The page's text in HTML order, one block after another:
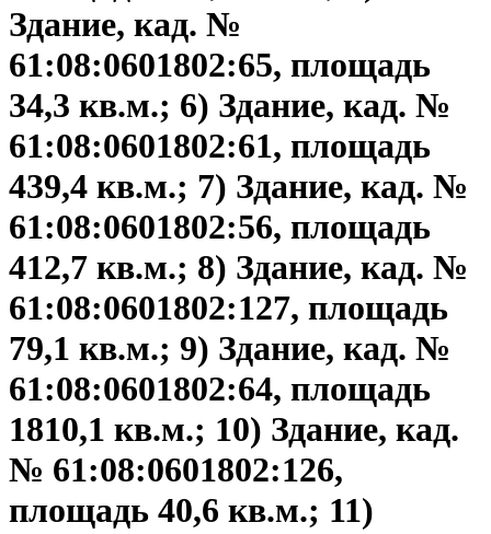
Здание, кад. №
61:08:0601802:65, площадь
34,3 кв.м.; 6) Здание, кад. №
61:08:0601802:61, площадь
439,4 кв.м.; 7) Здание, кад. №
61:08:0601802:56, площадь
412,7 кв.м.; 8) Здание, кад. №
61:08:0601802:127, площадь
79,1 кв.м.; 9) Здание, кад. №
61:08:0601802:64, площадь
1810,1 кв.м.; 10) Здание, кад.
№ 61:08:0601802:126,
площадь 40,6 кв.м.; 11)